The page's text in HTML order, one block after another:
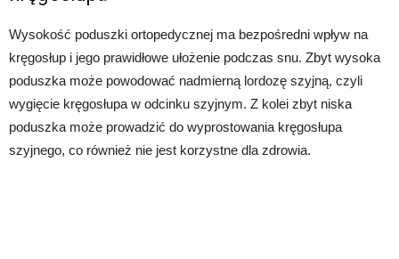
Wysokość poduszki ortopedycznej ma bezpośredni wpływ na
kręgosłup i jego prawidłowe ułożenie podczas snu. Zbyt wysoka
poduszka może powodować nadmierną lordozę szyjną, czyli
wygięcie kręgosłupa w odcinku szyjnym. Z kolei zbyt niska
poduszka może prowadzić do wyprostowania kręgosłupa
szyjnego, co również nie jest korzystne dla zdrowia.